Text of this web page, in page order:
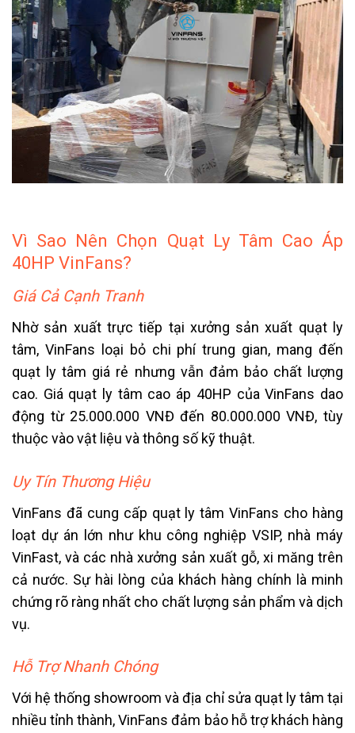
Vì Sao Nên Chọn Quạt Ly Tâm Cao Áp
40HP VinFans?
Giá Cả Cạnh Tranh
Nhờ sản xuất trực tiếp tại xưởng sản xuất quạt ly
tâm, VinFans loại bỏ chi phí trung gian, mang đến
quạt ly tâm giá rẻ nhưng vẫn đảm bảo chất lượng
cao. Giá quạt ly tâm cao áp 40HP của VinFans dao
động từ 25.000.000 VNĐ đến 80.000.000 VNĐ, tùy
thuộc vào vật liệu và thông số kỹ thuật.
Uy Tín Thương Hiệu
VinFans đã cung cấp quạt ly tâm VinFans cho hàng
loạt dự án lớn như khu công nghiệp VSIP, nhà máy
VinFast, và các nhà xưởng sản xuất gỗ, xi măng trên
cả nước. Sự hài lòng của khách hàng chính là minh
chứng rõ ràng nhất cho chất lượng sản phẩm và dịch
vụ.
Hỗ Trợ Nhanh Chóng
Với hệ thống showroom và địa chỉ sửa quạt ly tâm tại
nhiều tỉnh thành, VinFans đảm bảo hỗ trợ khách hàng